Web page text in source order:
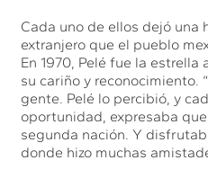
Cada uno de ellos dejó una
extranjero que el pueblo
En 1970, Pelé fue la
su cariño y reconocimiento.
gente. Pelé lo percibió, y
oportunidad, expresaba
segunda nación. Y
donde hizo muchas